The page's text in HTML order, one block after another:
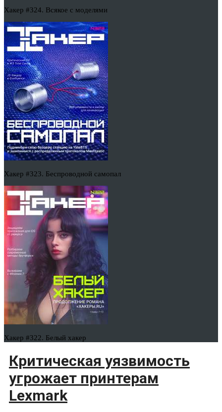
Хакер #324. Всякое с моделями
Хакер #323. Беспроводной самопал
Хакер #322. Белый хакер
Критическая уязвимость
угрожает принтерам
Lexmark